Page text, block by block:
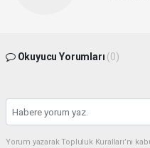
Okuyucu Yorumları (0)
Yorum yazarak Topluluk Kuralları’nı